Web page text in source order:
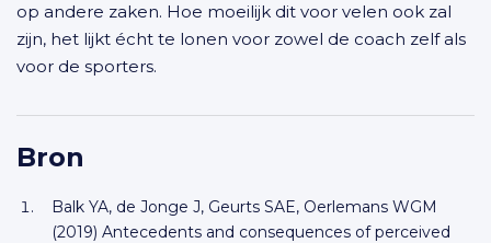
op andere zaken. Hoe moeilijk dit voor velen ook zal
zijn, het lijkt écht te lonen voor zowel de coach zelf als
voor de sporters.
Bron
Balk YA, de Jonge J, Geurts SAE, Oerlemans WGM
(2019) Antecedents and consequences of perceived